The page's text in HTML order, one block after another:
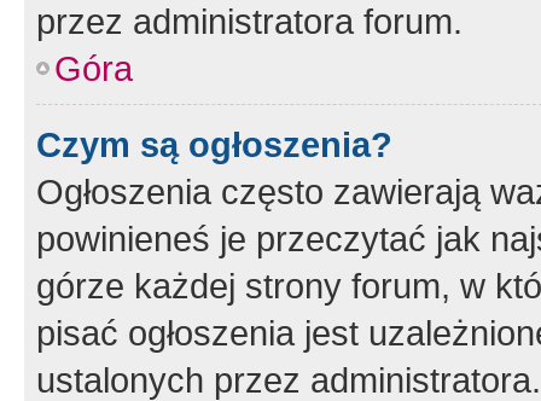
przez administratora forum.
Góra
Czym są ogłoszenia?
Ogłoszenia często zawierają
powinieneś je przeczytać jak
górze każdej strony forum, w
pisać ogłoszenia jest
ustalonych przez administratora.